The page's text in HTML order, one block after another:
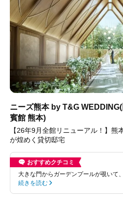
ニーズ熊本 by T&G
賓館 熊本)
【26年9月全館リニューアル！】熊
が煌めく貸切邸宅
おすすめクチコミ
大きな門からガーデンプールが覗いて
続きを読む